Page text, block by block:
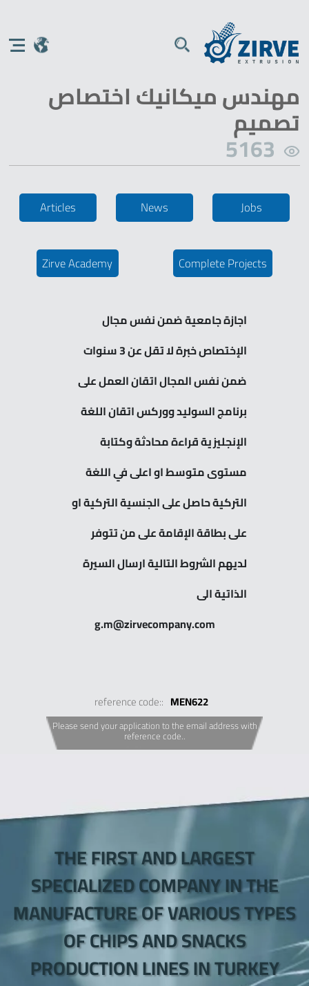
مهندس ميكانيك اختصاص
تصميم
5163
Jobs
News
Articles
Complete Projects
Zirve Academy
اجازة جامعية ضمن نفس مجال
الإختصاص خبرة لا تقل عن 3 سنوات
ضمن نفس المجال اتقان العمل على
برنامج السوليد ووركس اتقان اللغة
الإنجليزية قراءة محادثة وكتابة
مستوى متوسط او اعلى في اللغة
التركية حاصل على الجنسية التركية او
على بطاقة الإقامة على من تتوفر
لديهم الشروط التالية ارسال السيرة
الذاتية الى
g.m@zirvecompany.com
reference code:: MEN622
Please send your application to the email address with
reference code..
THE FIRST AND LARGEST
SPECIALIZED COMPANY IN THE
MANUFACTURE OF VARIOUS TYPES
OF CHIPS AND SNACKS
PRODUCTION LINES IN TURKEY